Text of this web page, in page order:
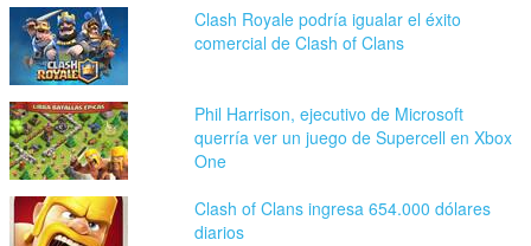
Clash Royale podría igualar el éxito
comercial de Clash of Clans
Phil Harrison, ejecutivo de Microsoft
querría ver un juego de Supercell en Xbox
One
Clash of Clans ingresa 654.000 dólares
diarios